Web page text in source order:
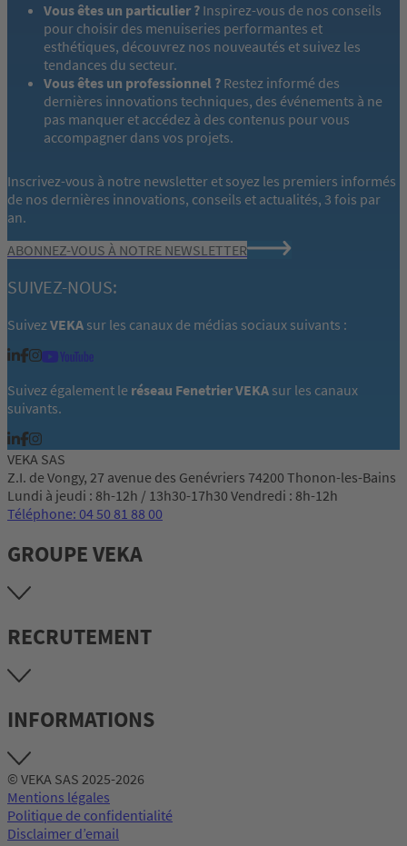
Vous êtes un particulier ? Inspirez-vous de nos conseils
pour choisir des menuiseries performantes et
esthétiques, découvrez nos nouveautés et suivez les
tendances du secteur.
Vous êtes un professionnel ? Restez informé des
dernières innovations techniques, des événements à ne
pas manquer et accédez à des contenus pour vous
accompagner dans vos projets.
Inscrivez-vous à notre newsletter et soyez les premiers informés
de nos dernières innovations, conseils et actualités, 3 fois par
an.
ABONNEZ-VOUS À NOTRE NEWSLETTER
SUIVEZ-NOUS:
Suivez VEKA sur les canaux de médias sociaux suivants :
Suivez également le réseau Fenetrier VEKA sur les canaux
suivants.
VEKA SAS
Z.I. de Vongy, 27 avenue des Genévriers 74200 Thonon-les-Bains
Lundi à jeudi : 8h-12h / 13h30-17h30 Vendredi : 8h-12h
Téléphone: 04 50 81 88 00
GROUPE VEKA
RECRUTEMENT
INFORMATIONS
© VEKA SAS 2025-2026
Mentions légales
Politique de confidentialité
Disclaimer d’email